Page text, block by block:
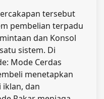
tersebut
pembelian terpadu
dan Konsol
sistem. Di
Mode Cerdas
menetapkan
dan